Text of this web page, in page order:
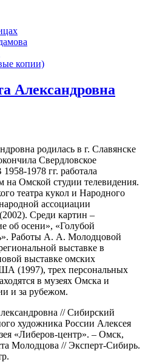
копии)
Александровна
родилась в г. Славянске
Свердловское
1978 гг. работала
Омской студии телевидения.
театра кукол и Народного
ассоциации
Среди картин –
об осени», «Голубой
Работы А. А. Молодцовой
выставке в
выставке омских
(1997), трех персональных
в музеях Омска и
и за рубежом.
// Сибирский
художника России Алексея
«Либеров-центр». – Омск,
Молодцова // Эксперт-Сибирь.